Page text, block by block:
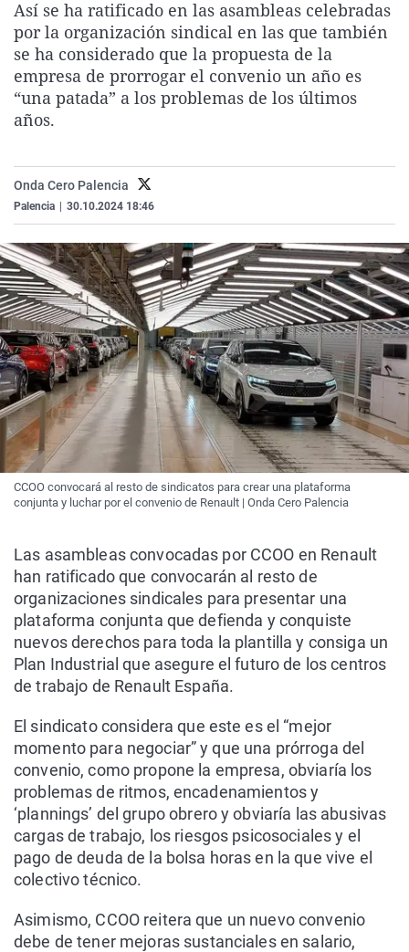
La rosa de los vientos
Gente viajera
Como el perro y el
Caso
Retornados
Equipo de
Extremadura
Galicia
La Rioja
Virales
Televisión
Elecciones
Así se ha ratificado en las asambleas celebradas
por la organización sindical en las que también
se ha considerado que la propuesta de la
empresa de prorrogar el convenio un año es
“una patada” a los problemas de los últimos
años.
Onda Cero Palencia
Palencia 30.10.2024 18:46
CCOO convocará al resto de sindicatos para crear una plataforma
conjunta y luchar por el convenio de Renault | Onda Cero Palencia
Las asambleas convocadas por CCOO en Renault
han ratificado que convocarán al resto de
organizaciones sindicales para presentar una
plataforma conjunta que defienda y conquiste
nuevos derechos para toda la plantilla y consiga un
Plan Industrial que asegure el futuro de los centros
de trabajo de Renault España.
El sindicato considera que este es el “mejor
momento para negociar” y que una prórroga del
convenio, como propone la empresa, obviaría los
problemas de ritmos, encadenamientos y
‘plannings’ del grupo obrero y obviaría las abusivas
cargas de trabajo, los riesgos psicosociales y el
pago de deuda de la bolsa horas en la que vive el
colectivo técnico.
Asimismo, CCOO reitera que un nuevo convenio
debe de tener mejoras sustanciales en salario,